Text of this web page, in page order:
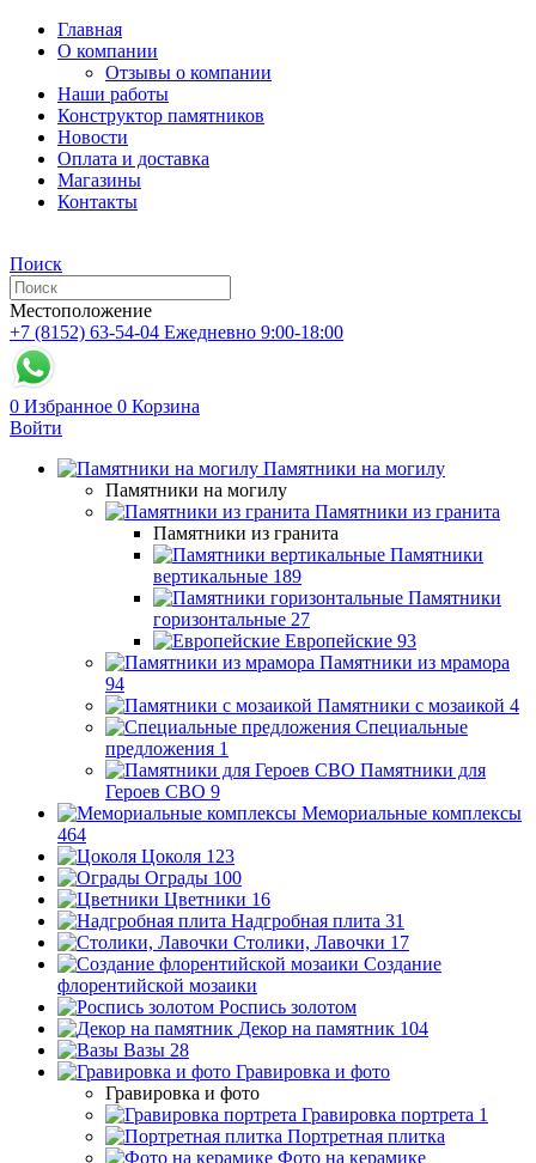
Главная
О компании
Отзывы о компании
Наши работы
Конструктор памятников
Новости
Оплата и доставка
Магазины
Контакты
Поиск
Местоположение
+7 (8152) 63-54-04 Ежедневно 9:00-18:00
0 Избранное 0 Корзина
Войти
Памятники на могилу
Памятники на могилу
Памятники из гранита
Памятники из гранита
Памятники
вертикальные 189
Памятники
горизонтальные 27
Европейские 93
Памятники из мрамора
94
Памятники с мозаикой 4
Специальные
предложения 1
Памятники для
Героев СВО 9
Мемориальные комплексы
464
Цоколя 123
Ограды 100
Цветники 16
Надгробная плита 31
Столики, Лавочки 17
Создание
флорентийской мозаики
Роспись золотом
Декор на памятник 104
Вазы 28
Гравировка и фото
Гравировка и фото
Гравировка портрета 1
Портретная плитка
Фото на керамике